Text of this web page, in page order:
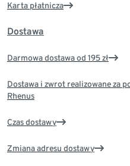
Karta płatnicza
Dostawa
Darmowa dostawa od 195 zł
Dostawa i zwrot realizowane za
Rhenus
Czas dostawy
Zmiana adresu dostawy